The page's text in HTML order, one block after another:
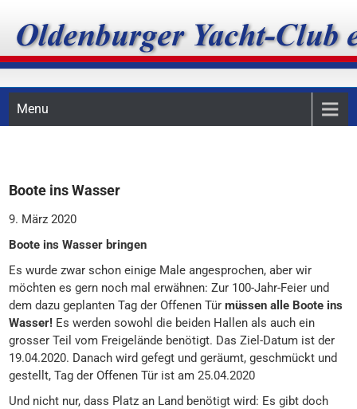
content
Oldenburger Yacht-Club
e.V.
Menu
Boote ins Wasser
9. März 2020
Boote ins Wasser bringen
Es wurde zwar schon einige Male angesprochen, aber wir
möchten es gern noch mal erwähnen: Zur 100-Jahr-Feier und
dem dazu geplanten Tag der Offenen Türmüssen alle Boote ins
Wasser! Es werden sowohl die beiden Hallen als auch ein
grosser Teil vom Freigelände benötigt. Das Ziel-Datum ist der
19.04.2020. Danach wird gefegt und geräumt, geschmückt und
gestellt, Tag der Offenen Tür ist am 25.04.2020
Und nicht nur, dass Platz an Land benötigt wird: Es gibt doch